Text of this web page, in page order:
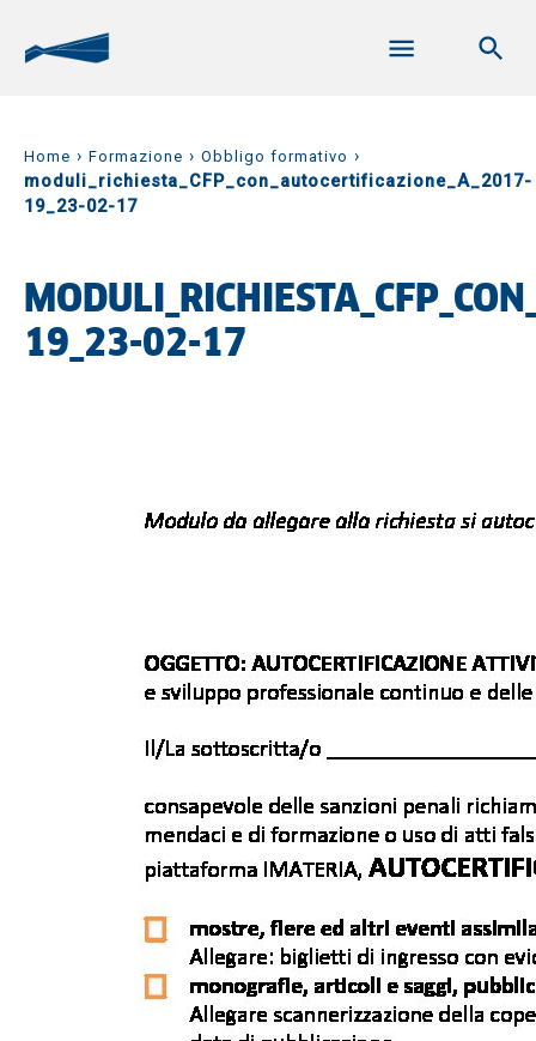
Home › Formazione › Obbligo formativo ›
moduli_richiesta_CFP_con_autocertificazione_A_2017-
19_23-02-17
19_23-02-17